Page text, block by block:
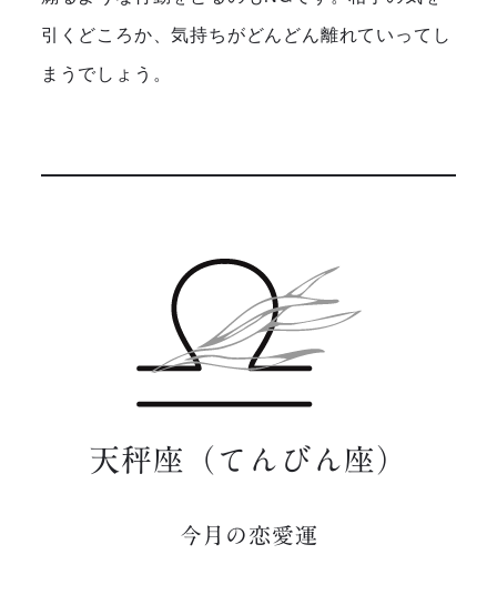
引くどころか、気持ちがどんどん離れていってし
まうでしょう。
天秤座（てんびん座）
今月の恋愛運